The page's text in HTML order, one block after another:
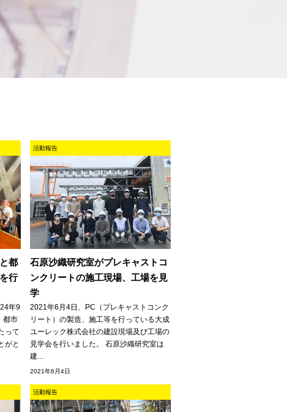
都
行
年9
都市
って
がと
活動報告
石原沙織研究室がプレキャストコ
ンクリートの施工現場、工場を見
学
2021年6月4日、PC（プレキャストコンク
リート）の製造、施工等を行っている大成
ユーレック株式会社の建設現場及び工場の
見学会を行いました。 石原沙織研究室は
建…
2021年6月4日
活動報告